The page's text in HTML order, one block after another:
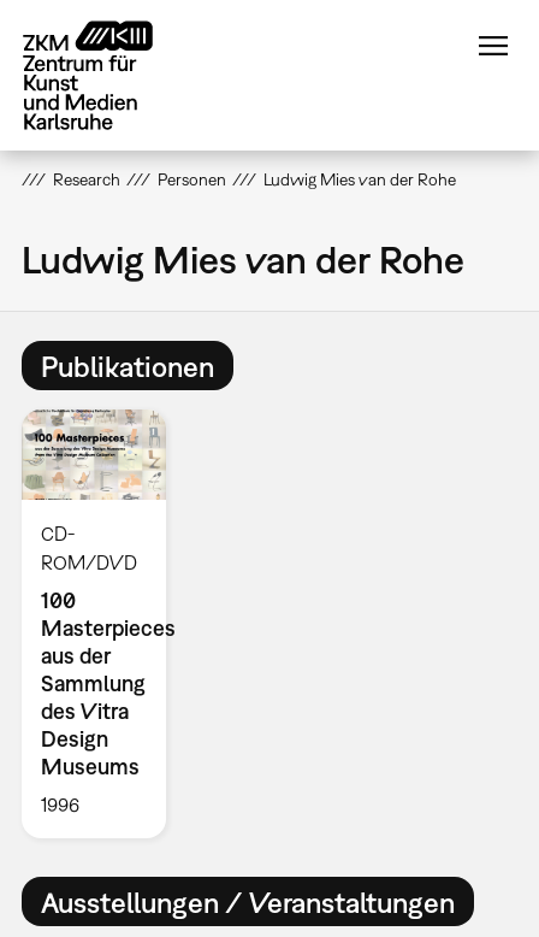
zum
Inhalt
Research Personen Ludwig Mies van der Rohe
Ludwig Mies van der Rohe
Publikationen
CD-
ROM/DVD
100
Masterpieces
aus der
Sammlung
des Vitra
Design
Museums
1996
Ausstellungen / Veranstaltungen